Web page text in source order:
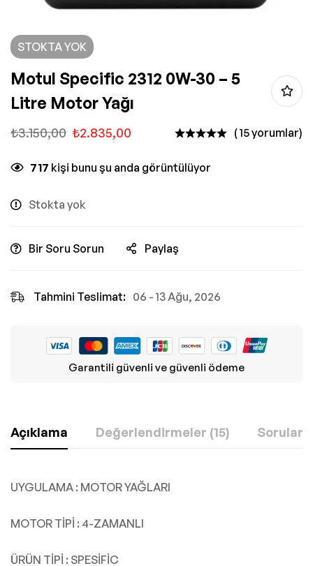
STOKTA YOK
Motul Specific 2312 0W-30 – 5
Litre Motor Yağı
₺3.150,00 ₺2.835,00 ( 15 yorumlar)
717 kişi bunu şu anda görüntülüyor
Stokta yok
Bir Soru Sorun Paylaş
Tahmini Teslimat: 06 - 13 Ağu, 2026
Garantili güvenli ve güvenli ödeme
Açıklama Değerlendirmeler (15) Sorular
UYGULAMA : MOTOR YAĞLARI
MOTOR TİPİ : 4-ZAMANLI
ÜRÜN TİPİ : SPESİFİC